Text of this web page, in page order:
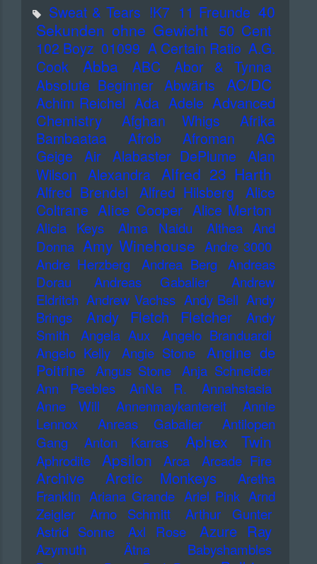
Sweat & Tears !K7 11 Freunde 40
Sekunden ohne Gewicht 50 Cent
102 Boyz 01099 A Certain Ratio A.G.
Cook
Abba ABC
Abor & Tynna
Absolute Beginner Abwärts AC/DC
Achim Reichel Ada Adele Advanced
Chemistry
Afghan Whigs
Afrika
Bambaataa
Afrob Afroman
AG
Geige
Air Alabaster DePlume
Alan
Wilson Alexandra Alfred 23 Harth
Alfred Brendel Alfred Hilsberg
Alice
Coltrane Alice Cooper Alice Merton
Alicia Keys Alma Naidu
Althea And
Donna Amy Winehouse Andre 3000
Andre Herzberg
Andrea Berg
Andreas
Dorau
Andreas Gabalier
Andrew
Eldritch Andrew Vachss Andy Bell Andy
Brings
Andy Fletch Fletcher
Andy
Smith
Angela Aux
Angelo Branduardi
Angelo Kelly
Angie Stone
Angine de
Poitrine Angus Stone Anja Schneider
Ann Peebles
AnNa R.
Annahstasia
Anne Will
Annenmaykantereit
Annie
Lennox
Anreas Gabalier
Antilopen
Gang
Anton Karras Aphex Twin
Aphrodite Apsilon Arca Arcade Fire
Archive Arctic Monkeys
Aretha
Franklin Ariana Grande Ariel Pink Arnd
Zeigler
Arno Schmitt
Arthur Gunter
Astrid Sonne
Axl Rose Azure Ray
Azymuth Ätna
Babyshambles